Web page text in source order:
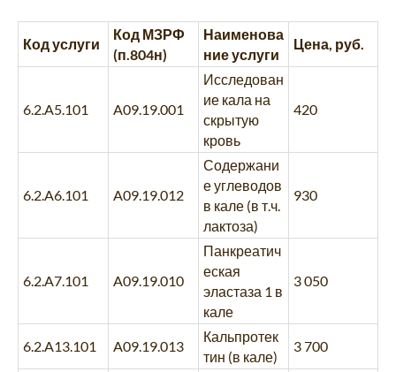
Код услуги
Код МЗРФ
(п.804н)
Наименова
ние услуги
Цена, руб.
6.2.A5.101 A09.19.001
Исследован
ие кала на
скрытую
кровь
420
6.2.A6.101 A09.19.012
Содержани
е углеводов
в кале (в т.ч.
лактоза)
930
6.2.A7.101 A09.19.010
Панкреатич
еская
эластаза 1 в
кале
3 050
6.2.A13.101 A09.19.013
Кальпротек
тин (в кале)
3 700